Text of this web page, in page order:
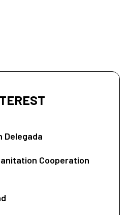
Delegada
Cooperation